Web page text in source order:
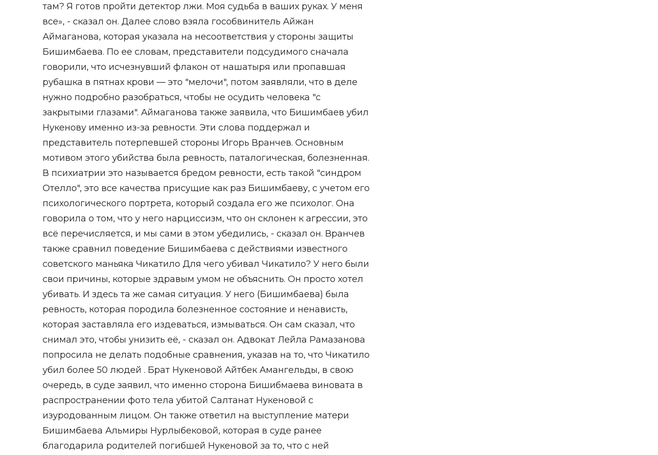
там? Я готов пройти детектор лжи. Моя судьба в ваших руках. У меня
все», - сказал он. Далее слово взяла гособвинитель Айжан
Аймаганова, которая указала на несоответствия у стороны защиты
Бишимбаева. По ее словам, представители подсудимого сначала
говорили, что исчезнувший флакон от нашатыря или пропавшая
рубашка в пятнах крови — это "мелочи", потом заявляли, что в деле
нужно подробно разобраться, чтобы не осудить человека "с
закрытыми глазами". Аймаганова также заявила, что Бишимбаев убил
Нукенову именно из-за ревности. Эти слова поддержал и
представитель потерпевшей стороны Игорь Вранчев. Основным
мотивом этого убийства была ревность, паталогическая, болезненная.
В психиатрии это называется бредом ревности, есть такой "синдром
Отелло", это все качества присущие как раз Бишимбаеву, с учетом его
психологического портрета, который создала его же психолог. Она
говорила о том, что у него нарциссизм, что он склонен к агрессии, это
всё перечисляется, и мы сами в этом убедились, - сказал он. Вранчев
также сравнил поведение Бишимбаева с действиями известного
советского маньяка Чикатило Для чего убивал Чикатило? У него были
свои причины, которые здравым умом не объяснить. Он просто хотел
убивать. И здесь та же самая ситуация. У него (Бишимбаева) была
ревность, которая породила болезненное состояние и ненависть,
которая заставляла его издеваться, измываться. Он сам сказал, что
снимал это, чтобы унизить её, - сказал он. Адвокат Лейла Рамазанова
попросила не делать подобные сравнения, указав на то, что Чикатило
убил более 50 людей . Брат Нукеновой Айтбек Амангельды, в свою
очередь, в суде заявил, что именно сторона Бишибмаева виновата в
распространении фото тела убитой Салтанат Нукеновой с
изуродованным лицом. Он также ответил на выступление матери
Бишимбаева Альмиры Нурлыбековой, которая в суде ранее
благодарила родителей погибшей Нукеновой за то, что с ней